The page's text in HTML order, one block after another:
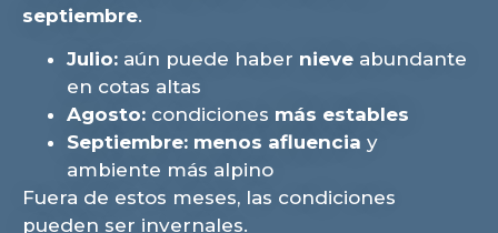
septiembre.
Julio: aún puede haber nieve abundante
en cotas altas
Agosto: condiciones más estables
Septiembre: menos afluencia y
ambiente más alpino
Fuera de estos meses, las condiciones
pueden ser invernales.